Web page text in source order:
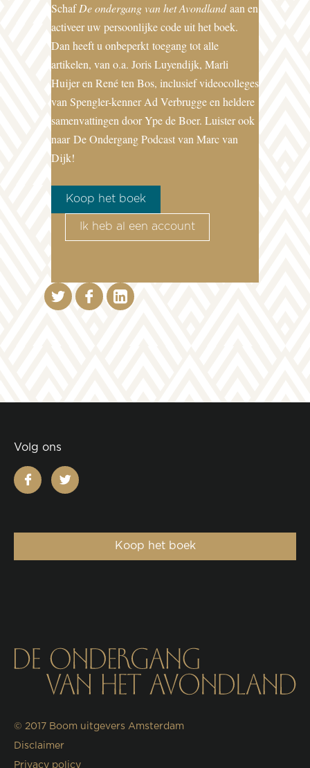
SchafDe ondergang van het Avondlandaan en
activeer uw persoonlijke code uit het boek.
Dan heeft u onbeperkt toegang tot alle
artikelen, van o.a. Joris Luyendijk, Marli
Huijer en René ten Bos, inclusief videocolleges
van Spengler-kenner Ad Verbrugge en heldere
samenvattingen door Ype de Boer. Luister ook
naar De Ondergang Podcast van Marc van
Dijk!
Koop het boek
Ik heb al een account
Volg ons
facebooktwitter
Koop het boek
© 2017 Boom uitgevers Amsterdam
Disclaimer
Privacy policy